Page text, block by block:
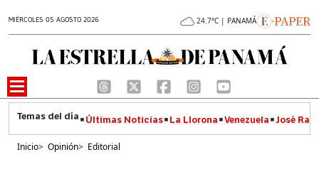
MIÉRCOLES 05 AGOSTO 2026 24.7°C | PANAMÁ
Últimas Noticias La Llorona Venezuela José
Inicio> Opinión> Editorial